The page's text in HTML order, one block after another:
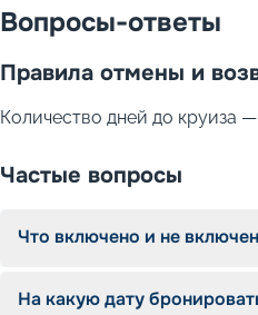
сувенирный магазин.
Вопросы-ответы
Правила отмены и
Количество дней до круиза
Частые вопросы
Что включено и не
На какую дату